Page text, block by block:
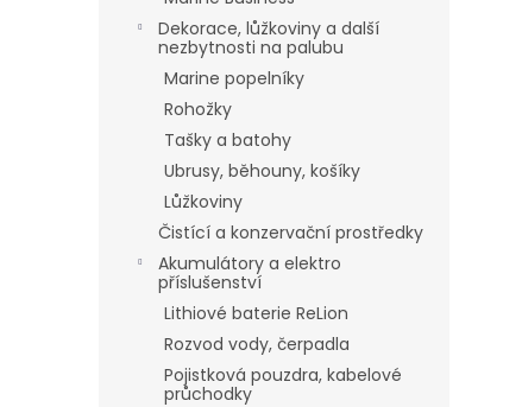
Dekorace, lůžkoviny a další
nezbytnosti na palubu
Marine popelníky
Rohožky
Tašky a batohy
Ubrusy, běhouny, košíky
Lůžkoviny
Čistící a konzervační prostředky
Akumulátory a elektro
příslušenství
Lithiové baterie ReLion
Rozvod vody, čerpadla
Pojistková pouzdra, kabelové
průchodky